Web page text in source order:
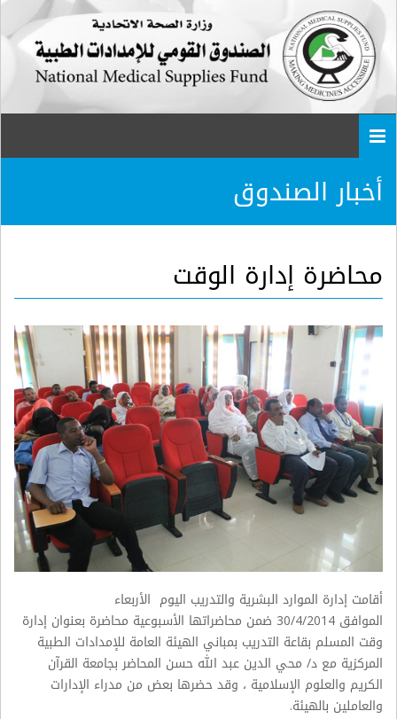
أخبار الصندوق
محاضرة إدارة الوقت
أقامت إدارة الموارد البشرية والتدريب اليوم الأربعاء
الموافق 30/4/2014 ضمن محاضراتها الأسبوعية محاضرة بعنوان إدارة
وقت المسلم بقاعة التدريب بمباني الهيئة العامة للإمدادات الطبية
المركزية مع د/ محي الدين عبد الله حسن المحاضر بجامعة القرآن
الكريم والعلوم الإسلامية ، وقد حضرها بعض من مدراء الإدارات
والعاملين بالهيئة.